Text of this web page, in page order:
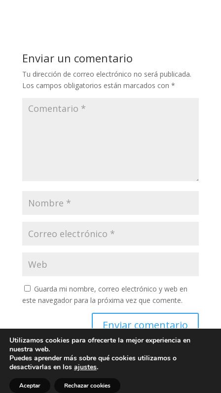
Enviar un comentario
Tu dirección de correo electrónico no será publicada.
Los campos obligatorios están marcados con *
Guarda mi nombre, correo electrónico y web en
este navegador para la próxima vez que comente.
Enviar comentario
Utilizamos cookies para ofrecerte la mejor experiencia en
nuestra web.
Puedes aprender más sobre qué cookies utilizamos o
desactivarlas en los ajustes.
Aceptar Rechazar cookies